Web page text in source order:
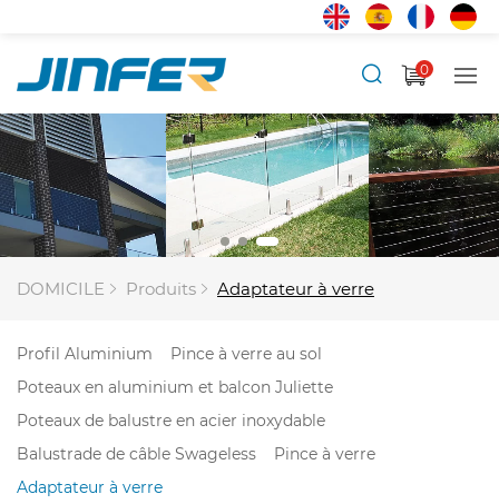
0
DOMICILE Produits Adaptateur à verre
Profil Aluminium
Pince à verre au sol
Poteaux en aluminium et balcon Juliette
Poteaux de balustre en acier inoxydable
Balustrade de câble Swageless
Pince à verre
Adaptateur à verre